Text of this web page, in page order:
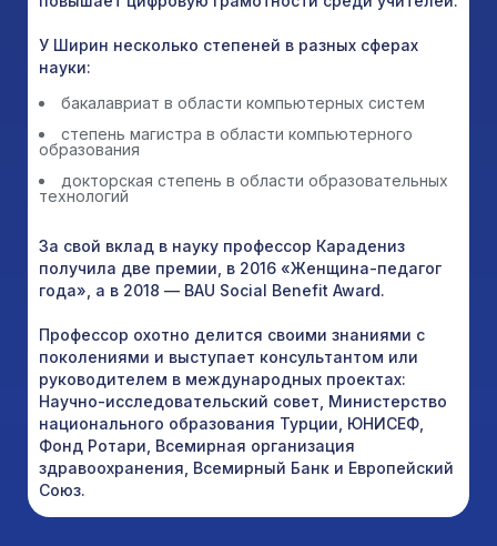
У Ширин несколько степеней в разных сферах
науки:
бакалавриат в области компьютерных систем
степень магистра в области компьютерного
образования
докторская степень в области образовательных
технологий
За свой вклад в науку профессор Карадениз
получила две премии, в 2016 «Женщина-педагог
года», а в 2018 — BAU Social Benefit Award.
Профессор охотно делится своими знаниями с
поколениями и выступает консультантом или
руководителем в международных проектах:
Научно-исследовательский совет, Министерство
национального образования Турции, ЮНИСЕФ,
Фонд Ротари, Всемирная организация
здравоохранения, Всемирный Банк и Европейский
Союз.